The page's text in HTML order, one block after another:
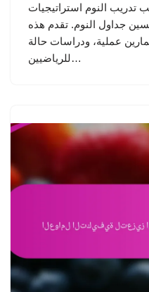
تدريب النوم استراتيجيات
جداول النوم. تقدم هذه
عملية، ودراسات حالة
للرياضيين…